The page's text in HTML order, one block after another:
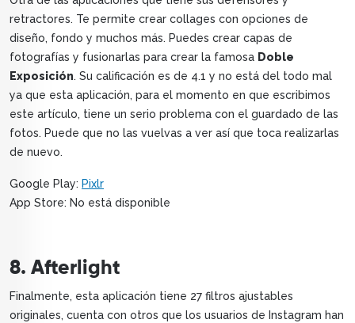
retractores. Te permite crear collages con opciones de
diseño, fondo y muchos más. Puedes crear capas de
fotografías y fusionarlas para crear la famosa Doble
Exposición. Su calificación es de 4.1 y no está del todo mal
ya que esta aplicación, para el momento en que escribimos
este artículo, tiene un serio problema con el guardado de las
fotos. Puede que no las vuelvas a ver así que toca realizarlas
de nuevo.
Google Play: Pixlr
App Store: No está disponible
8. Afterlight
Finalmente, esta aplicación tiene 27 filtros ajustables
originales, cuenta con otros que los usuarios de Instagram han